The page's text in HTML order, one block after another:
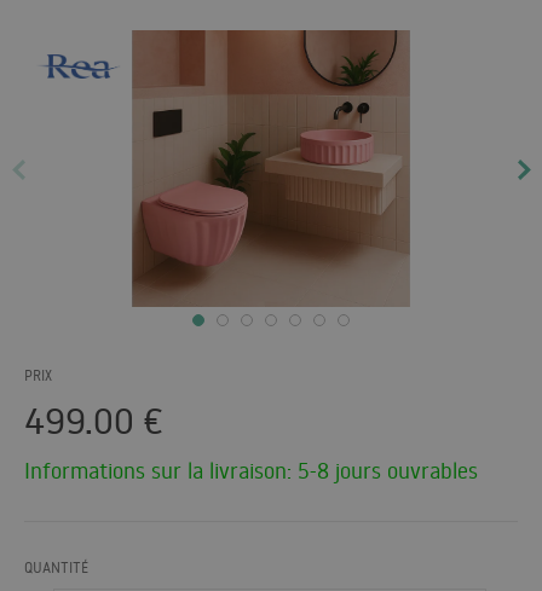
PRIX
499.00 €
Informations sur la livraison: 5-8 jours ouvrables
QUANTITÉ